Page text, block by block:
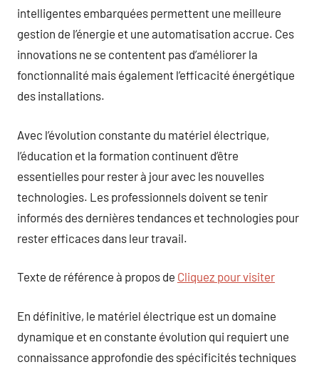
intelligentes embarquées permettent une meilleure
gestion de l’énergie et une automatisation accrue. Ces
innovations ne se contentent pas d’améliorer la
fonctionnalité mais également l’efficacité énergétique
des installations.
Avec l’évolution constante du matériel électrique,
l’éducation et la formation continuent d’être
essentielles pour rester à jour avec les nouvelles
technologies. Les professionnels doivent se tenir
informés des dernières tendances et technologies pour
rester efficaces dans leur travail.
Texte de référence à propos de Cliquez pour visiter
En définitive, le matériel électrique est un domaine
dynamique et en constante évolution qui requiert une
connaissance approfondie des spécificités techniques